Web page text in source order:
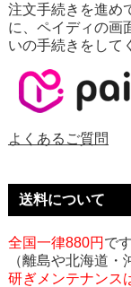
注文手続きを進め
に、ペイディの画
いの手続きをして
よくあるご質問
送料について
全国一律880円 です
（離島や北海道・
研ぎメンテナンス